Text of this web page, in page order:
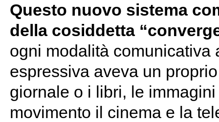
Questo nuovo sistema
della cosiddetta
ogni modalità comunicativa
espressiva aveva un
giornale o i libri, le
movimento il cinema e la